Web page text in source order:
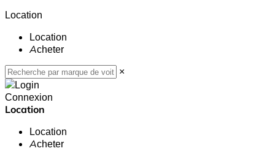
Location
Location
Acheter
×
Connexion
Location
Location
Acheter